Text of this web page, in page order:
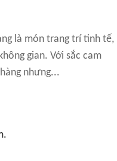
là món trang trí tinh tế,
gian. Với sắc cam
nhưng...